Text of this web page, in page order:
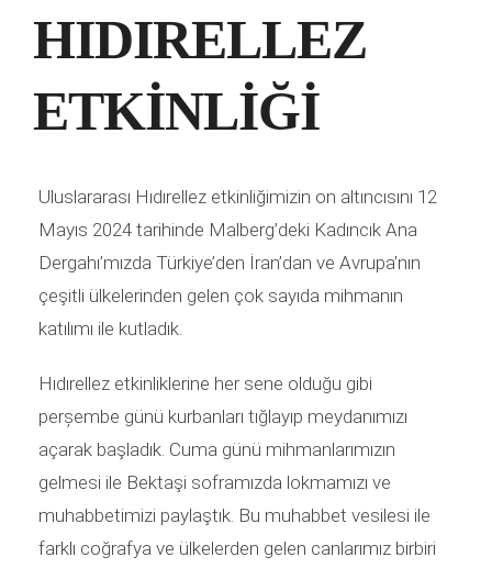
HIDIRELLEZ
ETKİNLİĞİ
Uluslararası Hıdırellez etkinliğimizin on altıncısını 12
Mayıs 2024 tarihinde Malberg’deki Kadıncık Ana
Dergahı’mızda Türkiye’den İran’dan ve Avrupa’nın
çeşitli ülkelerinden gelen çok sayıda mihmanın
katılımı ile kutladık.
Hıdırellez etkinliklerine her sene olduğu gibi
perșembe günü kurbanları tığlayıp meydanımızı
açarak başladık. Cuma günü mihmanlarımızın
gelmesi ile Bektaşi soframızda lokmamızı ve
muhabbetimizi paylaştık. Bu muhabbet vesilesi ile
farklı coğrafya ve ülkelerden gelen canlarımız birbiri